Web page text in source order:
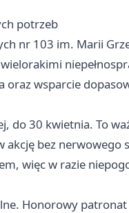
potrzeb
nr 103 im. Marii
oraz wsparcie
do 30 kwietnia. To
akcję bez nerwowego
więc w razie
Honorowy patronat